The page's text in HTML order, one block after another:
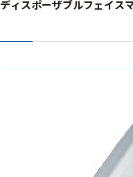
ディスポーザブルフェイス